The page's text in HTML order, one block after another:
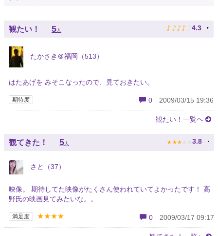
観たい！ 5人 ♪ ♪ ♪ ♪ ♪ 4.3
たかさき＠福岡（513）
はたあげを みそこなったので、見ておきたい。
期待度 0 2009/03/15 19:36
観たい！一覧へ
観てきた！ 5人 ★ ★ ★ ★ ★ 3.8
さと（37）
映像。 期待してた映像がたくさん使われていてよかったです！ 高
野氏の映画見てみたいな。。
満足度 ★★★★ 0 2009/03/17 09:17